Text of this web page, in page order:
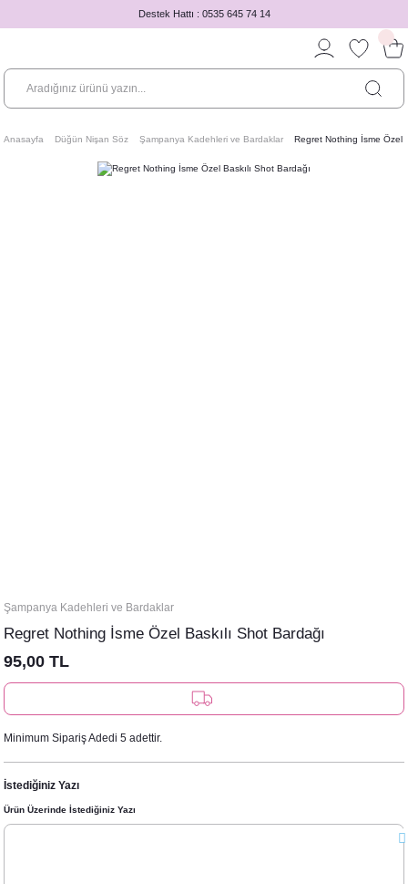
Destek Hattı : 0535 645 74 14
Anasayfa Düğün Nişan Söz Şampanya Kadehleri ve Bardaklar Regret Nothing İsme Özel
Şampanya Kadehleri ve Bardaklar
Regret Nothing İsme Özel Baskılı Shot Bardağı
95,00 TL
Minimum Sipariş Adedi 5 adettir.
İstediğiniz Yazı
Ürün Üzerinde İstediğiniz Yazı